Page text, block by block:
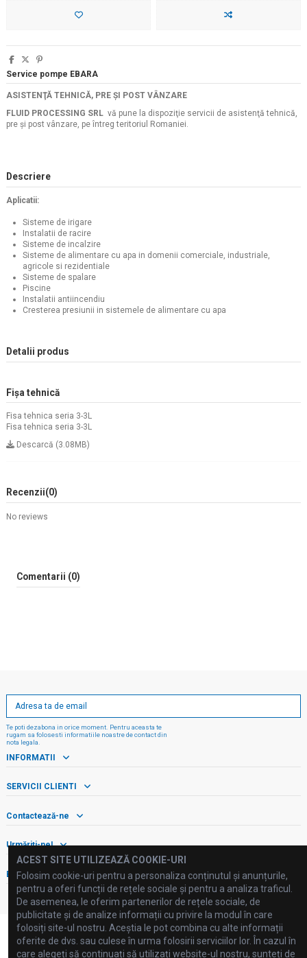
Service pompe EBARA
ASISTENŢĂ TEHNICĂ, PRE ŞI POST VÂNZARE
FLUID PROCESSING SRL vă pune la dispoziţie servicii de asistenţă tehnică,
pre şi post vânzare, pe întreg teritoriul Romaniei.
Descriere
Aplicatii:
Sisteme de irigare
Instalatii de racire
Sisteme de incalzire
Sisteme de alimentare cu apa in domenii comerciale, industriale,
agricole si rezidentiale
Sisteme de spalare
Piscine
Instalatii antiincendiu
Cresterea presiunii in sistemele de alimentare cu apa
Detalii produs
Fișa tehnică
Fisa tehnica seria 3-3L
Fisa tehnica seria 3-3L
Descarcă (3.08MB)
Recenzii(0)
No reviews
Comentarii (0)
Te poti dezabona in orice moment. Pentru aceasta te
rugam sa folosesti informatiile noastre de contact din
nota legala.
INFORMATII
SERVICII CLIENTI
Contactează-ne
Urmăriți-ne!
Buletin informativ
ACEST SITE UTILIZEAZĂ COOKIE-URI
Folosim cookie-uri pentru a personaliza conținutul și anunțurile,
pentru a oferi funcții de rețele sociale și pentru a analiza traficul.
De asemenea, le oferim partenerilor de rețele sociale, de
publicitate și de analize informații cu privire la modul în care
folosiți site-ul nostru. Aceștia le pot combina cu alte informații
oferite de dvs. sau culese în urma folosirii serviciilor lor. În cazul în
care alegeți să continuați să utilizați website-ul nostru, sunteți de